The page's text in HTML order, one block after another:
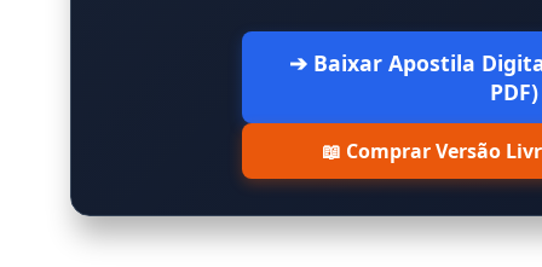
➔ Baixar Apostila
PDF)
📖 Comprar Versão